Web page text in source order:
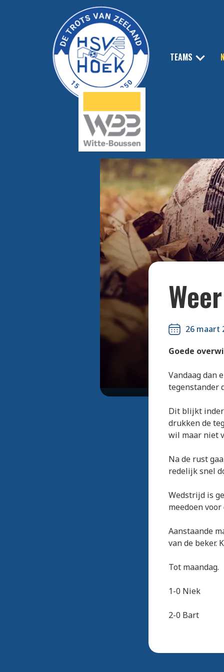
TEAMS
26 maart
Goede
Vandaag dan
tegenstander
Dit blijkt
drukken de
wil maar niet
Na de rust
redelijk snel
Wedstrijd is
meedoen
Aanstaande
van de beker.
Tot maandag.
1-0 Niek
2-0 Bart